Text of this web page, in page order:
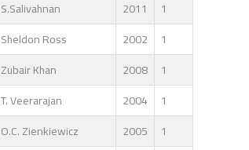
S.Salivahnan 2011
1
Sheldon Ross 2002
1
Zubair Khan 2008
1
T. Veerarajan 2004
1
O.C. Zienkiewicz 2005
1